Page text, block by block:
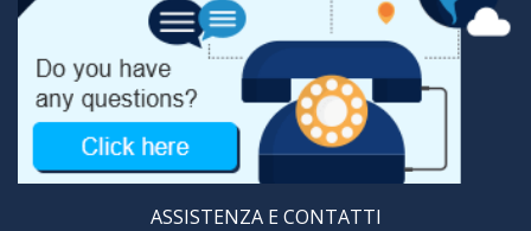
ASSISTENZA E CONTATTI